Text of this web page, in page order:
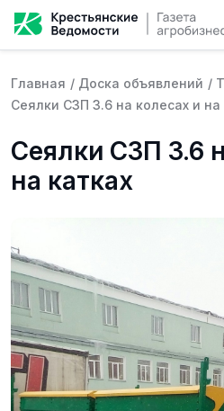
Главная / Доска объявлений /
Сеялки СЗП 3.6 на колесах и на
Сеялки СЗП 3.6
на катках